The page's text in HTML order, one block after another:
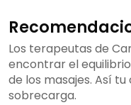
Los terapeutas de
encontrar el
de los masajes. Así
sobrecarga.